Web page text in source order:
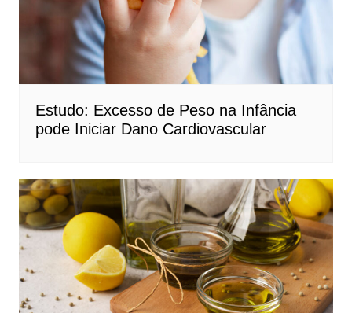
Estudo: Excesso de Peso na Infância
pode Iniciar Dano Cardiovascular